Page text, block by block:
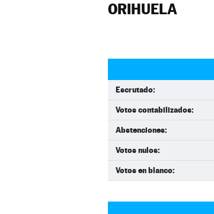
ORIHUELA
Escrutado:
Votos contabilizados:
Abstenciones:
Votos nulos:
Votos en blanco: